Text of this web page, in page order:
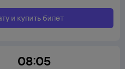
и купить билет
08:05